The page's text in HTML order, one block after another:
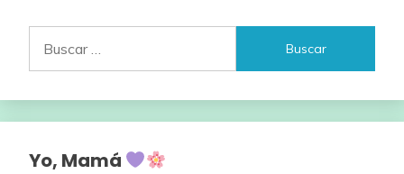
Yo, Mamá